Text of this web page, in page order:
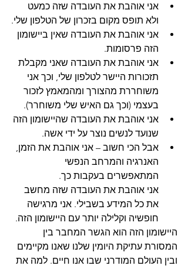
אני אוהבת את העובדה שזה כמעט
ולא תופס מקום בזכרון של הטלפון שלי.
אני אוהבת את העובדה שאין ביישומון
הזה פרסומות.
אני אוהבת את העובדה שאני מקבלת
תזכורות היישר לטלפון שלי, וכך אני
משוחררת מהצורך ומהמאמץ לזכור
בעצמי (וכך גם האיש שלי משוחרר).
אני אוהבת את העובדה שהיישומון הזה
שנועד לנשים נוצר על ידי אשה.
אבל הכי חשוב – אני אוהבת את הזמן,
האנרגיה והמרחב הנפשי
המתאפשרים בעקבות כך.
אני אוהבת את העובדה שזה מחשב
את כל המידע בשבילי. אני מרגישה
חופשיה וקלילה יותר עם היישומון הזה.
היישומון הזה הוא הגשר המחבר בין
המסורת עתיקת היומין שלנו שאנו מקיימים
ובין העולם המודרני שבו אנו חיים. למה את